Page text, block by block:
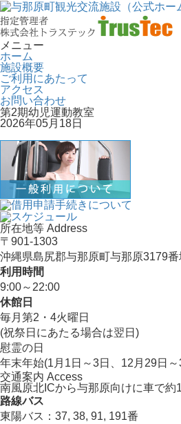
メニュー
ホーム
施設概要
ご利用にあたって
アクセス
お問い合わせ
第2期幼児運動教室
2026年05月18日
所在地等 Address
〒901-1303
沖縄県島尻郡与那原町与那原3179
利用時間
9:00～22:00
休館日
毎月第2・4火曜日
(祝祭日にあたる場合は翌日)
慰霊の日
年末年始(1月1日～3日、12月29日
交通案内 Access
南風原北ICから与那原向けに車で約
路線バス
東陽バス：37, 38, 91, 191番